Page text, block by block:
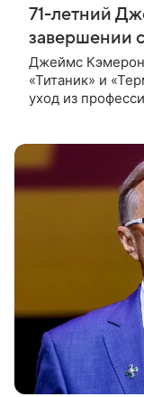
71-летний
завершении
Джеймс
«Титаник» и
уход из